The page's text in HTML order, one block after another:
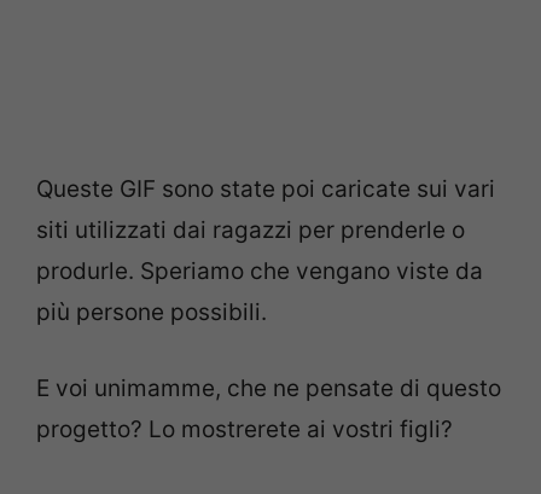
Queste GIF sono state poi caricate sui vari
siti utilizzati dai ragazzi per prenderle o
produrle. Speriamo che vengano viste da
più persone possibili.
E voi unimamme, che ne pensate di questo
progetto? Lo mostrerete ai vostri figli?